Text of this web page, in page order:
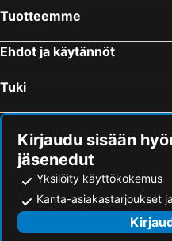
Lyypekki, Schleswig-Holstein Hotellit
Tuotteemme
Ehdot ja käytännöt
Tuki
Kirjaudu sisään
jäsenedut
Yksilöity käyttökokemus
Kanta-asiakastarjoukset